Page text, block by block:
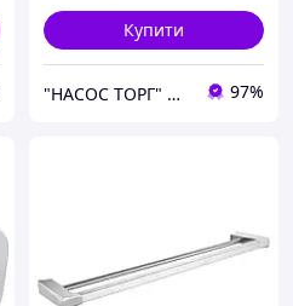
Купити
"НАСОС ТОРГ" Насосне обладнання, інструменти, освітлення 97%